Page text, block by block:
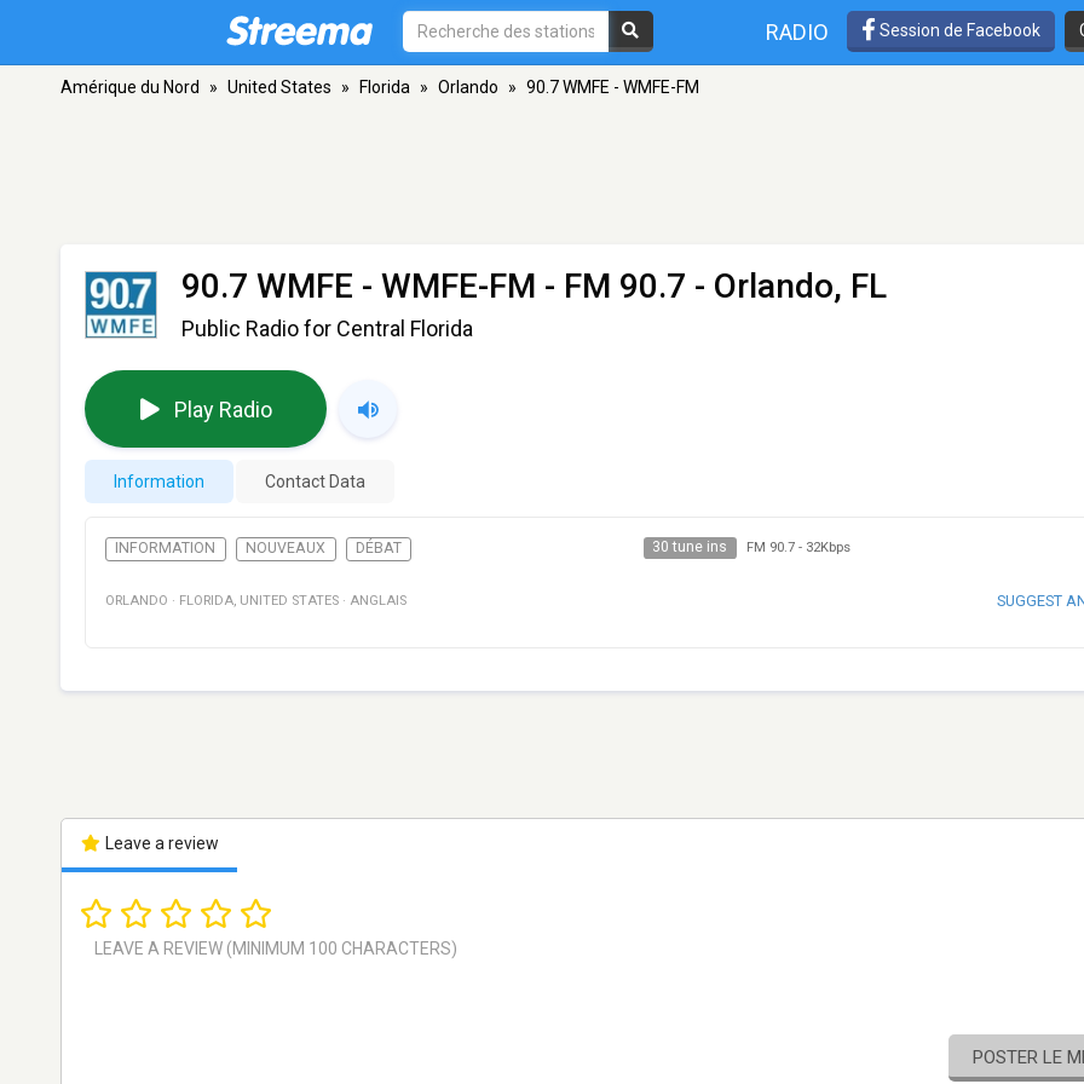
RADIO Session de Facebook
Amérique du Nord » United States » Florida » Orlando » 90.7 WMFE - WMFE-FM
90.7 WMFE - WMFE-FM - FM 90.7 - Orlando, FL
Public Radio for Central Florida
Play Radio
Information Contact Data
INFORMATION NOUVEAUX DÉBAT 30 tune ins FM 90.7- 32Kbps
ORLANDO · FLORIDA, UNITED STATES · ANGLAIS SUGGEST
Leave a review
POSTER LE